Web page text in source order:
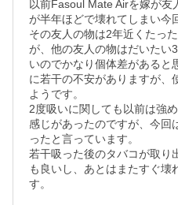
以前Fasoul Mate Airを嫁が友
が半年ほどで壊れてしまい今
その友人の物は2年近くたっ
が、他の友人の物はだいたい
いのでかなり個体差があると
に若干の不安がありますが、
ようです。
2度吸いに関しても以前は強
感じがあったのですが、今回
ったと言っています。
若干吸った後のタバコが取り
も良いし、あとはまたすぐ壊
す。